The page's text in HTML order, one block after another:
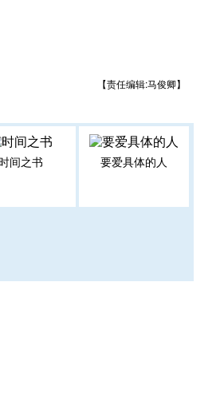
【责任编辑:马俊卿】
时间之书 要爱具体的人